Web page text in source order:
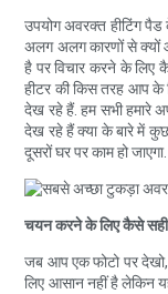
उपयोग अवरक्त हीटिंग
अलग अलग कारणों से क्यों
है पर विचार करने के लिए
हीटर की किस तरह आप के
देख रहे हैं. हम सभी हमारे
देख रहे हैं क्या के बारे में कुछ
दूसरों घर पर काम हो जाएगा.
चयन करने के लिए कैसे
जब आप एक फोटो पर
लिए आसान नहीं है लेकिन